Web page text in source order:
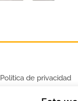
Politica de privacidad